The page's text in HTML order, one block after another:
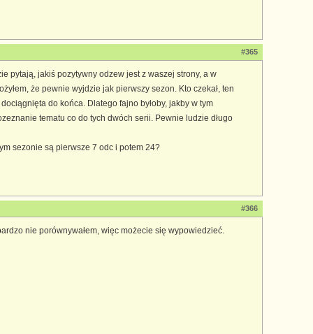
#365
pytają, jakiś pozytywny odzew jest z waszej strony, a w
że pewnie wyjdzie jak pierwszy sezon. Kto czekał, ten
do końca. Dlatego fajno byłoby, jakby w tym
tematu co do tych dwóch serii. Pewnie ludzie długo
sezonie są pierwsze 7 odc i potem 24?
#366
nie porównywałem, więc możecie się wypowiedzieć.